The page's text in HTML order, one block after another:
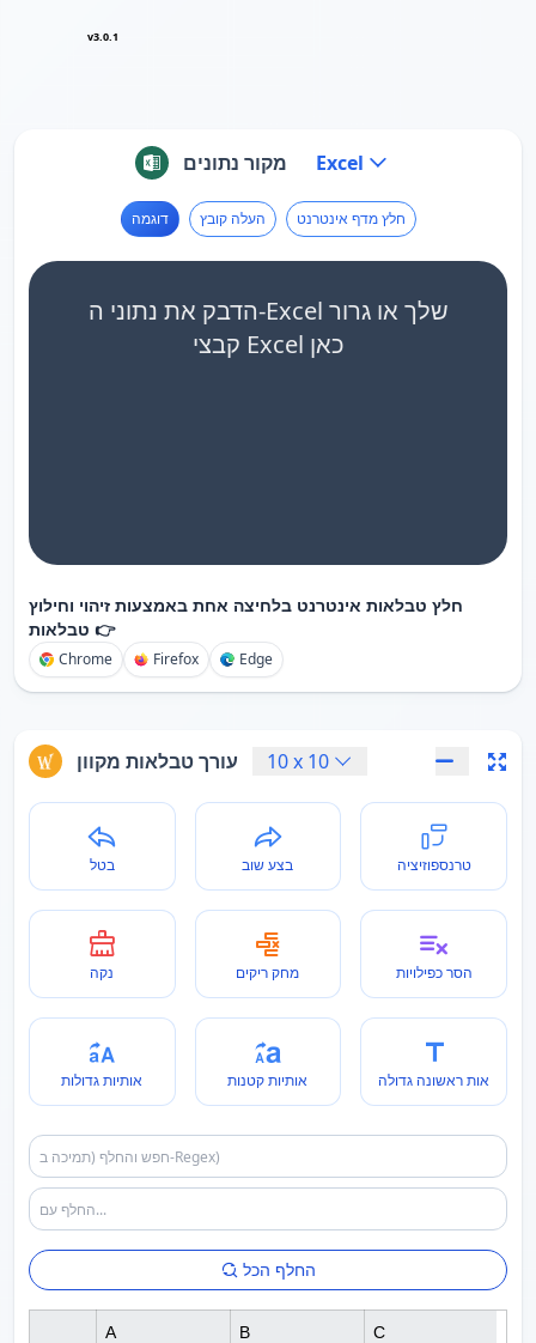
v3.0.1
מקור נתונים Excel
דוגמה העלה קובץ חלץ מדף אינטרנט
הדבק את נתוני ה-Excel שלך או גרור
קבצי Excel כאן
חלץ טבלאות אינטרנט בלחיצה אחת באמצעות זיהוי וחילוץ
טבלאות 👉
Chrome Firefox Edge
עורך טבלאות מקוון 10x 10
בטל בצע שוב טרנספוזיציה
נקה מחק ריקים הסר כפילויות
אותיות גדולות אותיות קטנות אות ראשונה גדולה
החלף הכל
A B C